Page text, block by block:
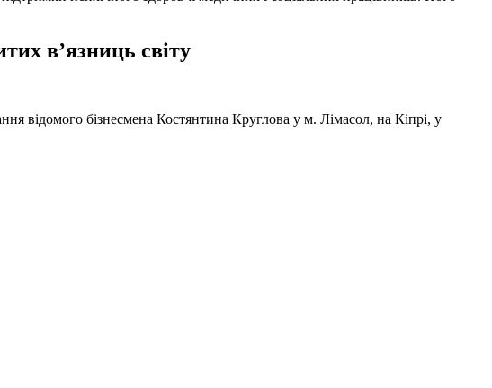
в’язниць світу
відомого бізнесмена Костянтина Круглова у м. Лімасол, на Кіпрі, у